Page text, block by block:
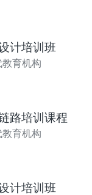
计培训班
育机构
路培训课程
育机构
计培训班